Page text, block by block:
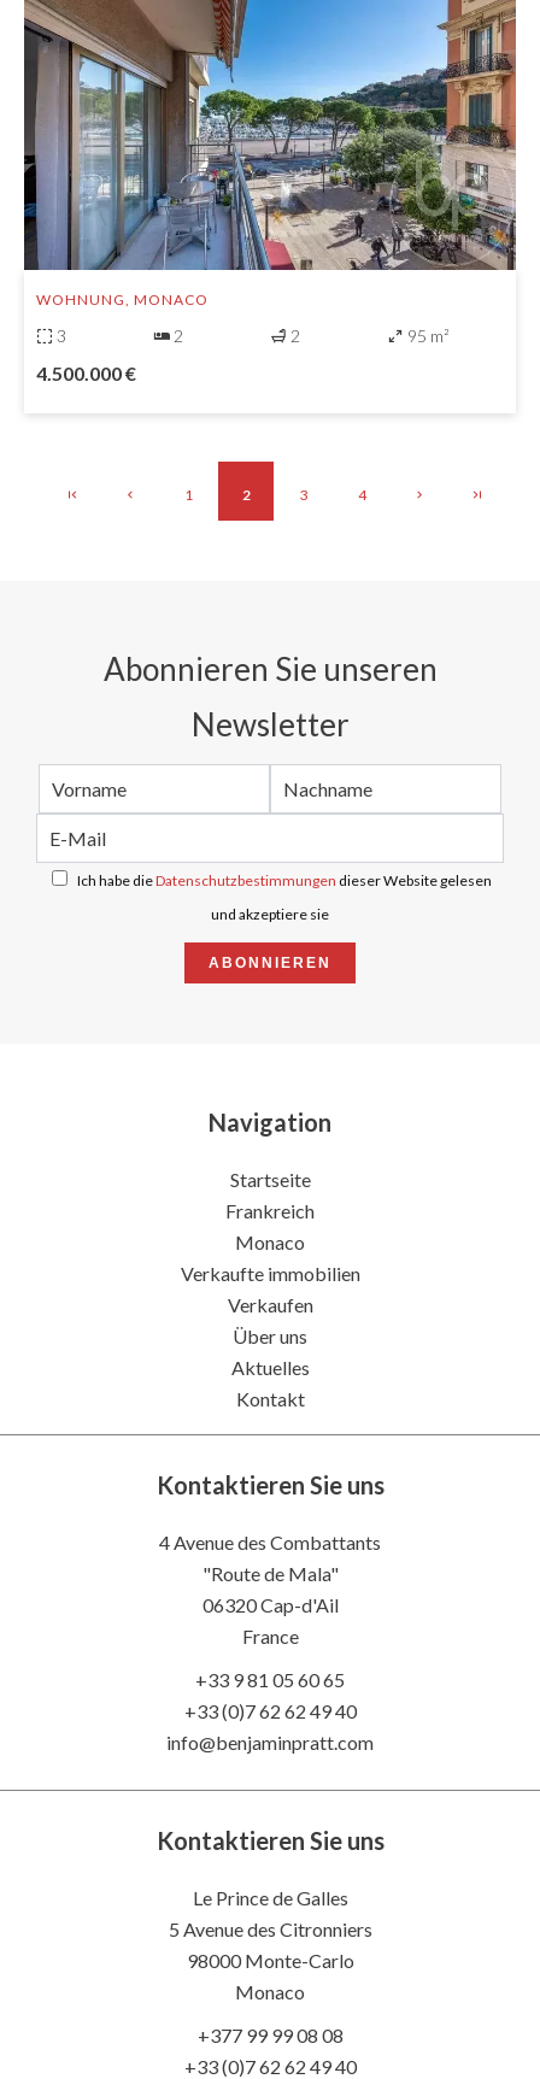
WOHNUNG, MONACO
3 2 2 95 m²
4.500.000 €
1 2 3 4
Abonnieren Sie unseren
Newsletter
Ich habe dieDatenschutzbestimmungen dieser Website gelesen
und akzeptiere sie
ABONNIEREN
Navigation
Startseite
Frankreich
Monaco
Verkaufte immobilien
Verkaufen
Über uns
Aktuelles
Kontakt
Kontaktieren Sie uns
4 Avenue des Combattants
"Route de Mala"
06320Cap-d'Ail
France
+33 9 81 05 60 65
+33 (0)7 62 62 49 40
info@benjaminpratt.com
Kontaktieren Sie uns
Le Prince de Galles
5 Avenue des Citronniers
98000 Monte-Carlo
Monaco
+377 99 99 08 08
+33 (0)7 62 62 49 40